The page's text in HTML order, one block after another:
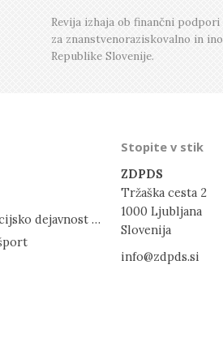
Številka 3, Junij
Številka 2, April
Številka 1, Februar
Revija izhaja ob finančni podpori
za znanstvenoraziskovalno in
Republike Slovenije.
Javna agencija za znanstvenoraziskovalno in inovacijsko dejavnost RS
Stopite v stik
ZDPDS
Tržaška cesta 2
1000 Ljubljana
Slovenija
info@zdpds.si